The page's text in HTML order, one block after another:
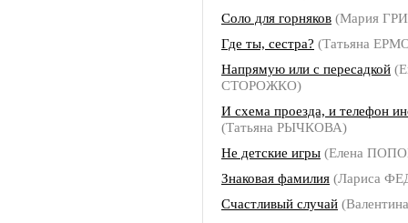
Соло для горняков (Мария
Где ты, сестра? (Татьяна
Напрямую или с пересадкой
СТОРОЖКО)
И схема проезда, и телефон
(Татьяна РЫЧКОВА)
Не детские игры (Елена
Знаковая фамилия (Лариса
Счастливый случай